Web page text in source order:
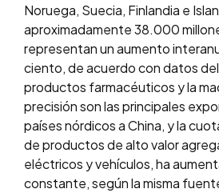
Noruega, Suecia, Finlandia e
aproximadamente 38.000
representan un aumento
ciento, de acuerdo con datos
productos farmacéuticos y la
precisión son las principales
países nórdicos a China, y la
de productos de alto valor
eléctricos y vehículos, ha
constante, según la misma